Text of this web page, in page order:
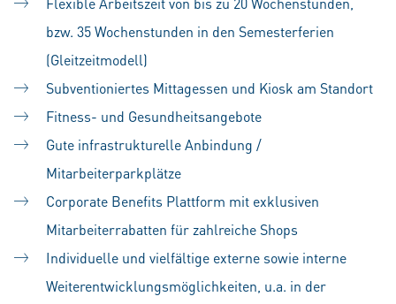
bzw. 35 Wochenstunden in den Semesterferien
(Gleitzeitmodell)
Subventioniertes Mittagessen und Kiosk am Standort
Fitness- und Gesundheitsangebote
Gute infrastrukturelle Anbindung /
Mitarbeiterparkplätze
Corporate Benefits Plattform mit exklusiven
Mitarbeiterrabatten für zahlreiche Shops
Individuelle und vielfältige externe sowie interne
Weiterentwicklungsmöglichkeiten, u.a. in der